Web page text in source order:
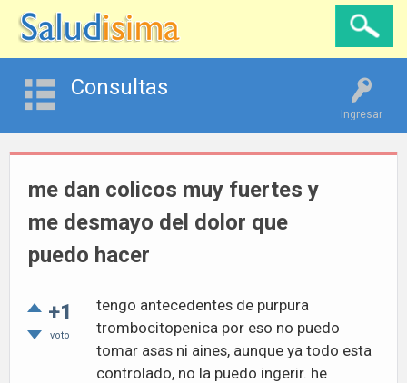
Ingresar
Consultas
me dan colicos muy fuertes y
me desmayo del dolor que
puedo hacer
+1
voto
tengo antecedentes de purpura
trombocitopenica por eso no puedo
tomar asas ni aines, aunque ya todo esta
controlado, no la puedo ingerir. he